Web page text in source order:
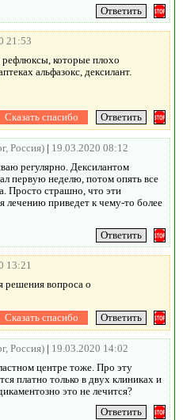
21:53
которые плохо
альфазокс, дексилант.
Россия) | 19.03.2020 08:12
регулярно. Дексилантом
первую неделю, потом опять все
Просто страшно, что эти
приведет к чему-то более
13:21
решения вопроса о
Россия) | 19.03.2020 14:02
центре тоже. Про эту
платно только в двух клиниках и
это не лечится?